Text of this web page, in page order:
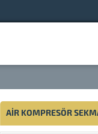
AIR KOMPRESÖR